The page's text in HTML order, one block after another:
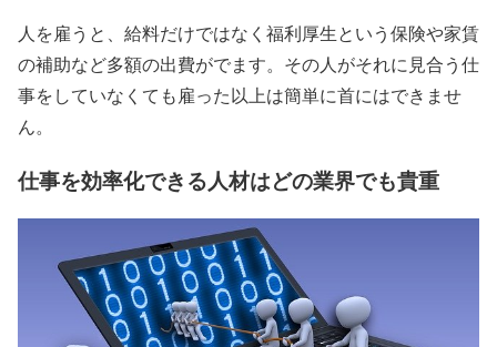
人を雇うと、給料だけではなく福利厚生という保険や家賃
の補助など多額の出費がでます。その人がそれに見合う仕
事をしていなくても雇った以上は簡単に首にはできませ
ん。
仕事を効率化できる人材はどの業界でも貴重